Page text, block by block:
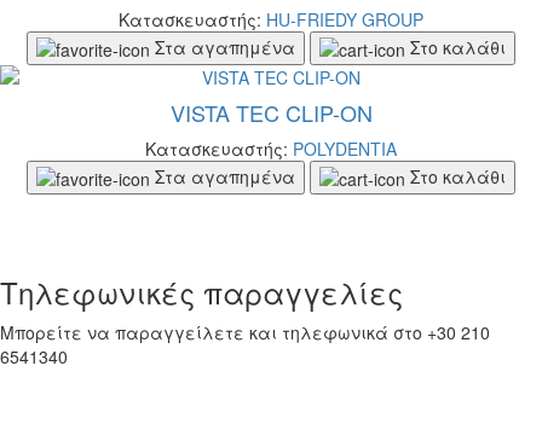
Κατασκευαστής: HU-FRIEDY GROUP
Στα αγαπημένα
Στο καλάθι
VISTA TEC CLIP-ON
Κατασκευαστής: POLYDENTIA
Στα αγαπημένα
Στο καλάθι
Τηλεφωνικές παραγγελίες
Μπορείτε να παραγγείλετε και τηλεφωνικά στο +30 210
6541340